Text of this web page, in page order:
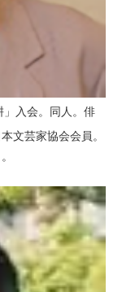
」入会。同人。俳
文芸家協会会員。